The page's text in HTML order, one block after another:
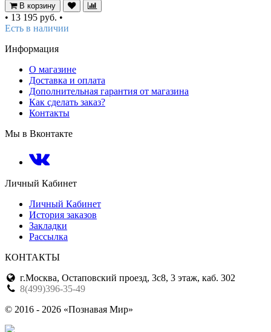
В корзину
• 13 195 руб. •
Есть в наличии
Информация
О магазине
Доставка и оплата
Дополнительная гарантия от магазина
Как сделать заказ?
Контакты
Мы в Вконтакте
Личный Кабинет
Личный Кабинет
История заказов
Закладки
Рассылка
КОНТАКТЫ
г.Москва, Остаповский проезд, 3с8, 3 этаж, каб. 302
8(499)396-35-49
© 2016 - 2026 «Познавая Мир»